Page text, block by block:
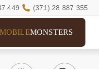
449 (371) 28 887 355
MOBILEMONSTERS